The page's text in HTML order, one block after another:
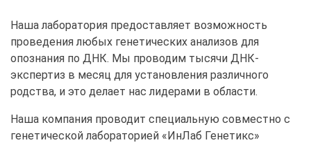
Наша лаборатория предоставляет возможность
проведения любых генетических анализов для
опознания по ДНК. Мы проводим тысячи ДНК-
экспертиз в месяц для установления различного
родства, и это делает нас лидерами в области.
Наша компания проводит специальную совместно с
генетической лабораторией «ИнЛаб Генетикс»